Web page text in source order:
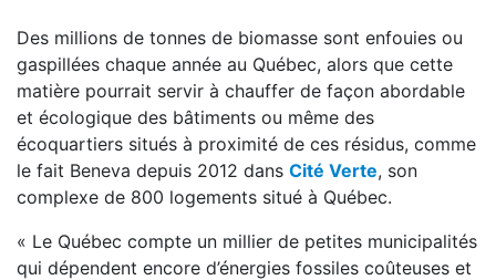
Des millions de tonnes de biomasse sont enfouies ou
gaspillées chaque année au Québec, alors que cette
matière pourrait servir à chauffer de façon abordable
et écologique des bâtiments ou même des
écoquartiers situés à proximité de ces résidus, comme
le fait Beneva depuis 2012 dans Cité Verte, son
complexe de 800 logements situé à Québec.
« Le Québec compte un millier de petites municipalités
qui dépendent encore d’énergies fossiles coûteuses et